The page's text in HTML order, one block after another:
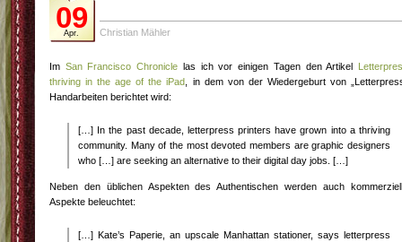
09
Apr. Christian Mähler
Im San Francisco Chronicle las ich vor einigen Tagen den Artikel
thriving in the age of the iPad , in dem von der Wiedergeburt von
Handarbeiten berichtet wird:
[…] In the past decade, letterpress printers have grown into a thriving
community. Many of the most devoted members are graphic designers
who […] are seeking an alternative to their digital day jobs. […]
Neben den üblichen Aspekten des Authentischen werden auch
Aspekte beleuchtet:
[…] Kate’s Paperie, an upscale Manhattan stationer, says letterpress